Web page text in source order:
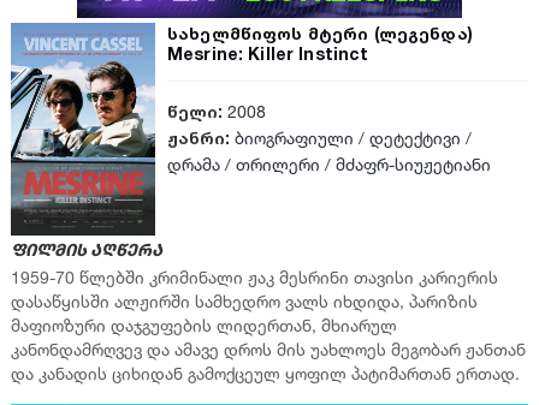
სახელმწიფოს მტერი (ლეგენდა)
Mesrine: Killer Instinct
წელი: 2008
ჟანრი: ბიოგრაფიული / დეტექტივი /
დრამა / თრილერი / მძაფრ-სიუჟეტიანი
ფილმის აღწერა
1959-70 წლებში კრიმინალი ჟაკ მესრინი თავისი კარიერის
დასაწყისში ალჟირში სამხედრო ვალს იხდიდა, პარიზის
მაფიოზური დაჯგუფების ლიდერთან, მხიარულ
კანონდამრღვევ და ამავე დროს მის უახლოეს მეგობარ ჟანთან
და კანადის ციხიდან გამოქცეულ ყოფილ პატიმართან ერთად.